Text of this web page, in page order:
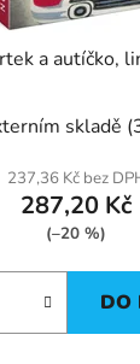
a autíčko,
skladě
237,36 Kč bez
287,20 Kč
(–20 %)
DO